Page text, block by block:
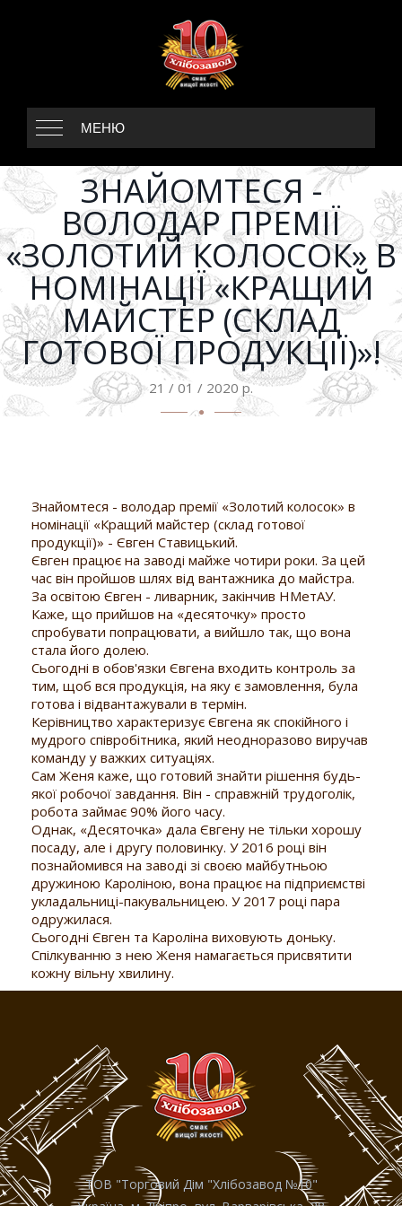
МЕНЮ
ЗНАЙОМТЕСЯ -
ВОЛОДАР ПРЕМІЇ
«ЗОЛОТИЙ КОЛОСОК» В
НОМІНАЦІЇ «КРАЩИЙ
МАЙСТЕР (СКЛАД
ГОТОВОЇ ПРОДУКЦІЇ)»!
21 / 01 / 2020 р.
Знайомтеся - володар премії «Золотий колосок» в
номінації «Кращий майстер (склад готової
продукції)» - Євген Ставицький.
Євген працює на заводі майже чотири роки. За цей
час він пройшов шлях від вантажника до майстра.
За освітою Євген - ливарник, закінчив НМетАУ.
Каже, що прийшов на «десяточку» просто
спробувати попрацювати, а вийшло так, що вона
стала його долею.
Сьогодні в обов'язки Євгена входить контроль за
тим, щоб вся продукція, на яку є замовлення, була
готова і відвантажували в термін.
Керівництво характеризує Євгена як спокійного і
мудрого співробітника, який неодноразово виручав
команду у важких ситуаціях.
Сам Женя каже, що готовий знайти рішення будь-
якої робочої завдання. Він - справжній трудоголік,
робота займає 90% його часу.
Однак, «Десяточка» дала Євгену не тільки хорошу
посаду, але і другу половинку. У 2016 році він
познайомився на заводі зі своєю майбутньою
дружиною Кароліною, вона працює на підприємстві
укладальниці-пакувальницею. У 2017 році пара
одружилася.
Сьогодні Євген та Кароліна виховують доньку.
Спілкуванню з нею Женя намагається присвятити
кожну вільну хвилину.
ТОВ "Торговий Дiм "Хлiбозавод №10"